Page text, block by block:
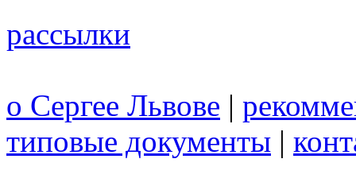
рассылки
о Сергее Львове |
типовые документы |